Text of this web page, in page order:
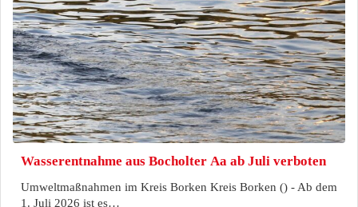
Wasserentnahme aus Bocholter Aa ab Juli verboten
Umweltmaßnahmen im Kreis Borken Kreis Borken () - Ab dem
1. Juli 2026 ist es…